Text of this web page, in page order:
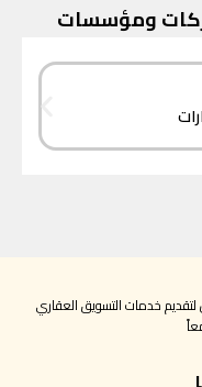
ومؤسسات
لتقديم خدمات التسويق العقاري